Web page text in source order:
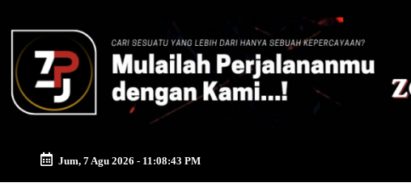
content
Jum, 7 Agu 2026 - 11:08:44 PM